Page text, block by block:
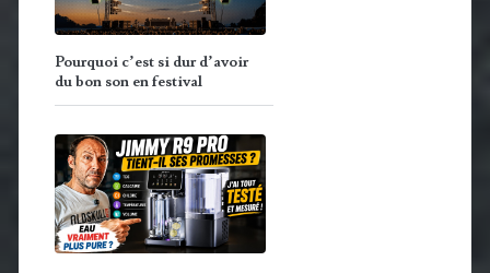
Pourquoi c’est si dur d’avoir
du bon son en festival